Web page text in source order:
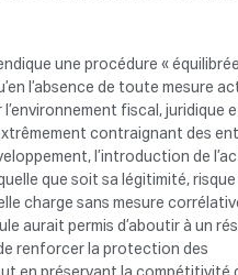
une procédure «
l’absence de toute mesure
fiscal, juridique
contraignant des
l’introduction de
que soit sa légitimité,
charge sans mesure
aurait permis d’aboutir à un
renforcer la protection des